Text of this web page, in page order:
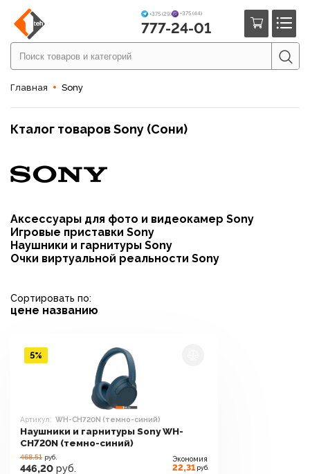
+375 (29) +375 (44)
777-24-01
Главная Sony
Кталог товаров Sony (Сони)
Аксессуары для фото и видеокамер Sony
Игровые приставки Sony
Наушники и гарнитуры Sony
Очки виртуальной реальности Sony
Сортировать по:
цене названию
Артикул: WH-CH720N (темно-синий)
Наушники и гарнитуры Sony WH-
CH720N (темно-синий)
468.51 руб.
446,20 руб.
Экономия
22,31 руб.
5%